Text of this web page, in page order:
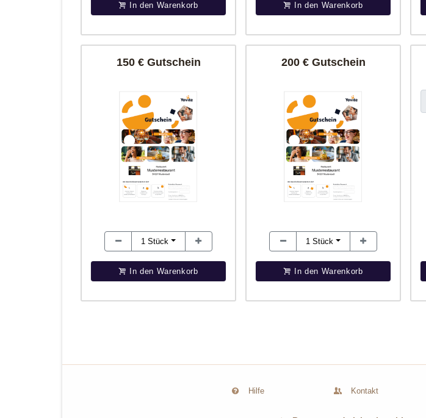
In den Warenkorb In den Warenkorb
150 € Gutschein
1Stück
In den Warenkorb
200 € Gutschein
1Stück
In den Warenkorb
Hilfe Kontakt